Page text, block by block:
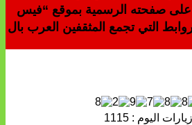
على صفحته الرسمية بموقع “فيس
التي تجمع المثقفين العرب بال
زيارات اليوم : 1115